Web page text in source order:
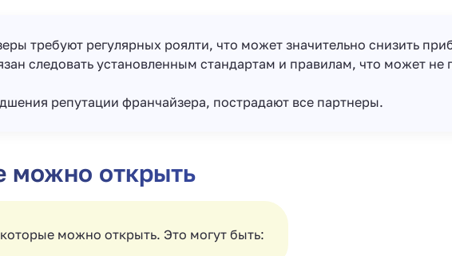
требуют регулярных роялти, что может значительно снизить
следовать установленным стандартам и правилам, что может не
репутации франчайзера, пострадают все партнеры.
можно открыть
можно открыть. Это могут быть: